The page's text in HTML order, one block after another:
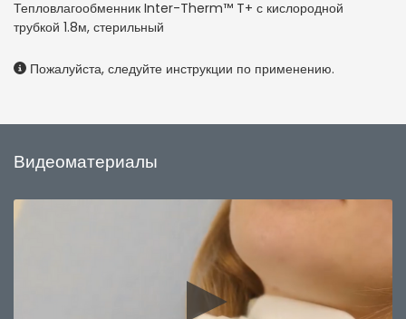
Тепловлагообменник Inter-Therm™ T+ с кислородной
трубкой 1.8м, стерильный
Пожалуйста, следуйте инструкции по применению.
Видеоматериалы